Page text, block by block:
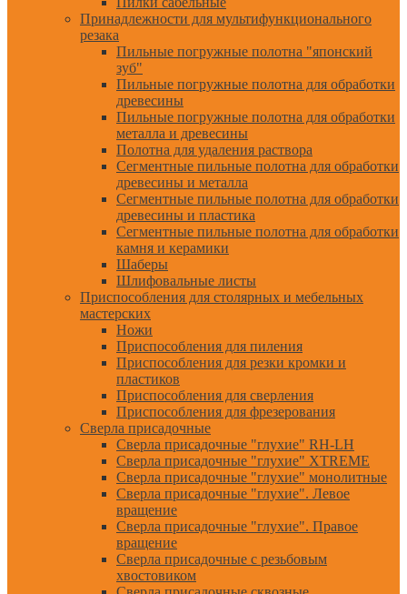
Принадлежности для мультифункционального
резака
Пильные погружные полотна "японский
зуб"
Пильные погружные полотна для обработки
древесины
Пильные погружные полотна для обработки
металла и древесины
Полотна для удаления раствора
Сегментные пильные полотна для обработки
древесины и металла
Сегментные пильные полотна для обработки
древесины и пластика
Сегментные пильные полотна для обработки
камня и керамики
Шаберы
Шлифовальные листы
Приспособления для столярных и мебельных
мастерских
Ножи
Приспособления для пиления
Приспособления для резки кромки и
пластиков
Приспособления для сверления
Приспособления для фрезерования
Сверла присадочные
Сверла присадочные "глухие" RH-LH
Сверла присадочные "глухие" XTREME
Сверла присадочные "глухие" монолитные
Сверла присадочные "глухие". Левое
вращение
Сверла присадочные "глухие". Правое
вращение
Сверла присадочные с резьбовым
хвостовиком